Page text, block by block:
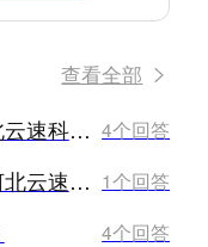
查看全部
河北云速科技是什么？河北云速科技怎么样？ 4个回答
河北云速科技怎么收费？河北云速科技价格是多少？ 1个回答
4个回答